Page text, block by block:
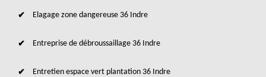
Elagage zone dangereuse 36 Indre
Entreprise de débroussaillage 36 Indre
Entretien espace vert plantation 36 Indre